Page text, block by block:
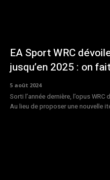
EA Sport WRC
jusqu’en 2025 : on
5 août 2024
Sorti l’année dernière, l’opus
Au lieu de proposer une nouvelle